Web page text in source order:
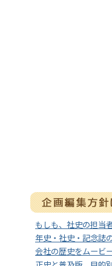
もしも、社史の担当
年史・社史・記念誌
会社の歴史をムービ